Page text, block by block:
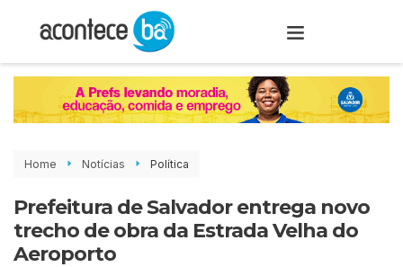
Home Notícias Política
Prefeitura de Salvador entrega novo
trecho de obra da Estrada Velha do
Aeroporto